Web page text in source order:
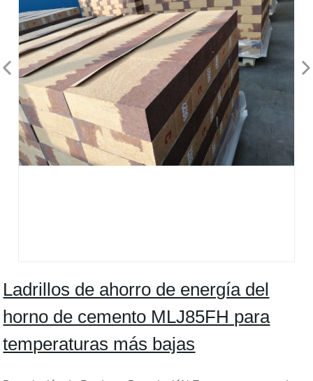
Ladrillos de ahorro de energía del
horno de cemento MLJ85FH para
temperaturas más bajas